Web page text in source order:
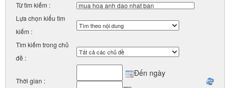
Từ tìm kiếm :
Lựa chọn kiểu tìm
kiếm :
Tìm kiếm trong chủ
đề :
Thời gian :
Đến ngày